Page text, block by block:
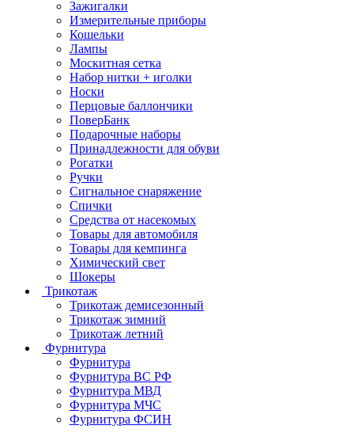
Зажигалки
Измерительные приборы
Кошельки
Лампы
Москитная сетка
Набор нитки + иголки
Носки
Перцовые баллончики
ПоверБанк
Подарочные наборы
Принадлежности для обуви
Рогатки
Ручки
Сигнальное снаряжение
Спички
Средства от насекомых
Товары для автомобиля
Товары для кемпинга
Химический свет
Шокеры
Трикотаж
Трикотаж демисезонный
Трикотаж зимний
Трикотаж летний
Фурнитура
Фурнитура
Фурнитура ВС РФ
Фурнитура МВД
Фурнитура МЧС
Фурнитура ФСИН